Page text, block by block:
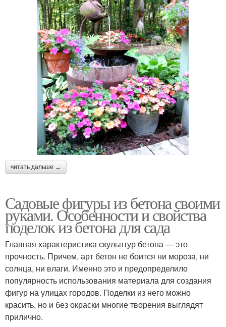
читать дальше →
Садовые фигуры из бетона своими
руками. Особенности и свойства
поделок из бетона для сада
Главная характеристика скульптур бетона — это
прочность. Причем, арт бетон не боится ни мороза, ни
солнца, ни влаги. Именно это и предопределило
популярность использования материала для создания
фигур на улицах городов. Поделки из него можно
красить, но и без окраски многие творения выглядят
прилично.